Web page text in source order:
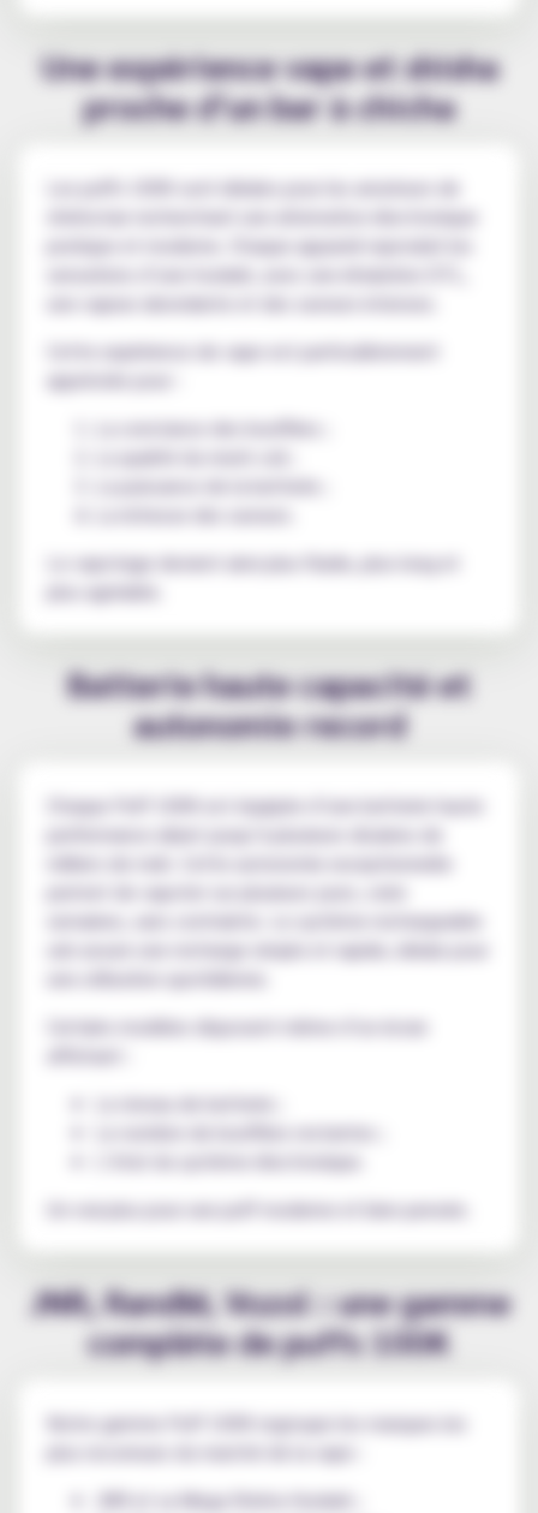
Une expérience vape et shisha
proche d’un bar à chicha
Les puffs 100K sont idéales pour les amateurs de
shisha bar recherchant une alternative électronique
pratique et moderne. Chaque appareil reproduit les
sensations d’une hookah, avec une inhalation DTL,
une vapeur abondante et des saveurs intenses.
Cette expérience de vape est particulièrement
appréciée pour :
La constance des bouffées ;
La puissance de la batterie ;
Le vapotage devient ainsi plus fluide, plus long et
plus agréable.
Batterie haute capacité et
autonomie record
Chaque Puff 100K est équipée d’une batterie haute
performance allant jusqu’à plusieurs dizaines de
permet de vapoter sur plusieurs jours, voire
semaines, sans contrainte. Le système rechargeable
usb assure une recharge simple et rapide, idéale pour
Certains modèles disposent même d’un écran
Le niveau de batterie ;
Le nombre de bouffées restantes ;
L’état du système électronique.
Un vrai plus pour une puff moderne et bien pensée.
JNR, RandM, Vozol : une gamme
complète de puffs 100K
Notre gamme Puff 100K regroupe les marques les
plus reconnues du marché de la vape :
JNR et sa Mega Shisha Hookah ;